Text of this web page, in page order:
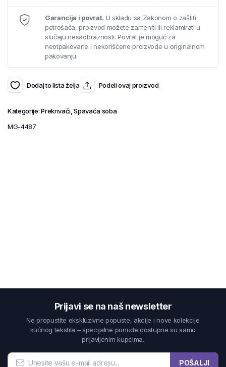
Garancija i povrat. U skladu sa Zakonom o zaštiti
potrošača, proizvod možete zameniti ili reklamirati u
slučaju nesaobraznosti. Povrat je moguć za
neotpakovane i nekorišćene proizvode u originalnom
pakovanju.
Dodaj to lista želja Podeli ovaj proizvod
Kategorije:Prekrivači,Spavaća soba
MG-4487
Prijavi se na naš newsletter
Ne propustite ekskluzivne popuste, akcije i nove kolekcije
kućnog tekstila – specijalne ponude dostupne su samo
prijavljenim kupcima.
POŠALJI